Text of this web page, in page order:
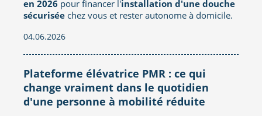
en 2026 pour financer l'installation d'une douche
sécurisée chez vous et rester autonome à domicile.
04.06.2026
Plateforme élévatrice PMR : ce qui
change vraiment dans le quotidien
d'une personne à mobilité réduite